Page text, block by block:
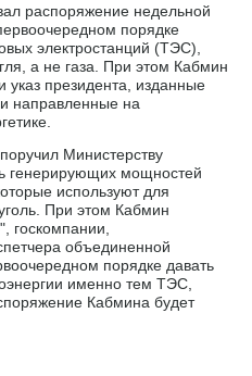
распоряжение недельной
порядке
электростанций (ТЭС),
а не газа. При этом Кабмин
президента, изданные
направленные на
Министерству
генерирующих мощностей
используют для
При этом Кабмин
госкомпании,
объединенной
порядке давать
именно тем ТЭС,
Кабмина будет